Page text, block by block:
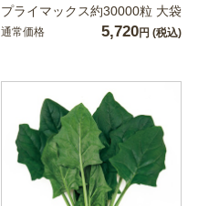
プライマックス約30000粒 大袋
通常価格 5,720円 (税込)